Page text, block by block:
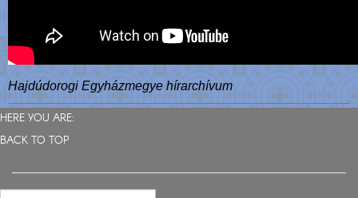
Hajdúdorogi Egyházmegye hírarchívum
HERE YOU ARE:
BACK TO TOP